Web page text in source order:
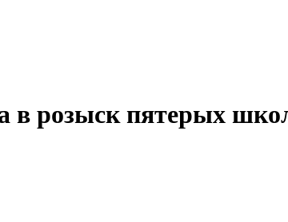
в розыск пятерых